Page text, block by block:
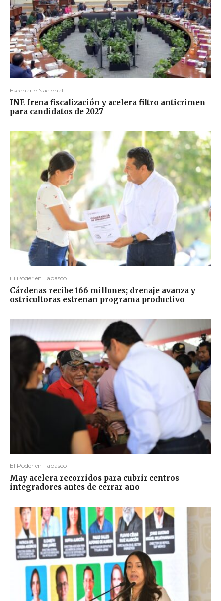
Escenario Nacional
INE frena fiscalización y acelera filtro anticrimen
para candidatos de 2027
El Poder en Tabasco
Cárdenas recibe 166 millones; drenaje avanza y
ostricultoras estrenan programa productivo
El Poder en Tabasco
May acelera recorridos para cubrir centros
integradores antes de cerrar año